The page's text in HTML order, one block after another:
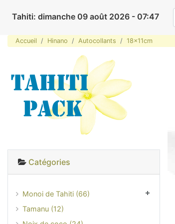
Tahiti: dimanche 09 août 2026 - 07:47
Accueil Hinano Autocollants 18x11cm
Catégories
Monoi de Tahiti (66)
Tamanu (12)